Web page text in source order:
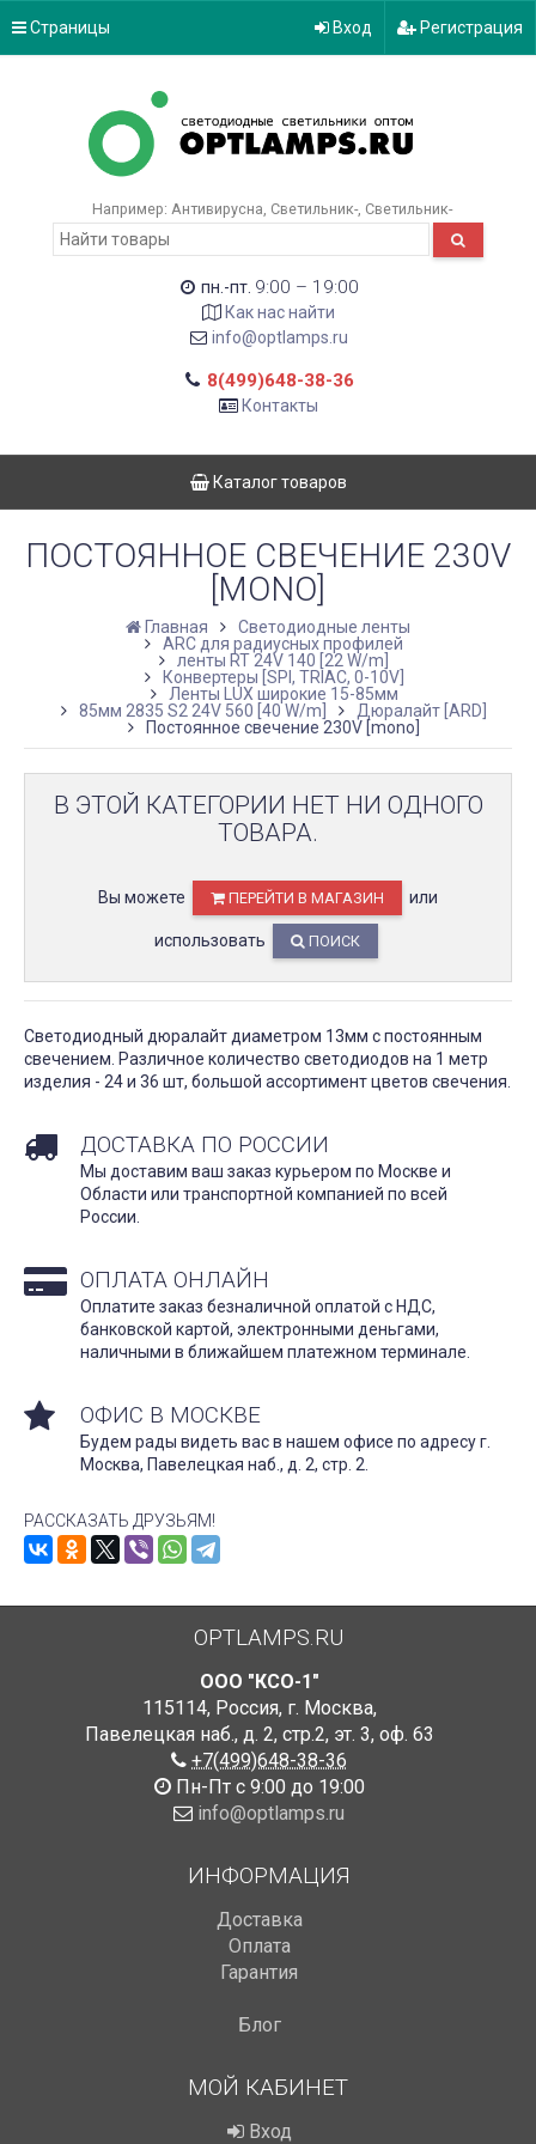
Страницы Вход Регистрация
Например: Антивирусна Светильник- Светильник-
пн.-пт. 9:00 – 19:00
Как нас найти
info@optlamps.ru
8(499)648-38-36
Контакты
Каталог товаров
ПОСТОЯННОЕ СВЕЧЕНИЕ 230V
[MONO]
Главная
Светодиодные ленты
ARC для радиусных профилей
ленты RT 24V 140 [22 W/m]
Конвертеры [SPI, TRIAC, 0-10V]
Ленты LUX широкие 15-85мм
85мм 2835 S2 24V 560 [40 W/m]
Дюралайт [ARD]
Постоянное свечение 230V [mono]
В ЭТОЙ КАТЕГОРИИ НЕТ НИ ОДНОГО
ТОВАРА.
Вы можете ПЕРЕЙТИ В МАГАЗИН или
использовать ПОИСК
Светодиодный дюралайт диаметром 13мм с постоянным
свечением. Различное количество светодиодов на 1 метр
изделия - 24 и 36 шт, большой ассортимент цветов cвечения.
ДОСТАВКА ПО РОССИИ
Мы доставим ваш заказ курьером по Москве и
Области или транспортной компанией по всей
России.
ОПЛАТА ОНЛАЙН
Оплатите заказ безналичной оплатой с НДС,
банковской картой, электронными деньгами,
наличными в ближайшем платежном терминале.
ОФИС В МОСКВЕ
Будем рады видеть вас в нашем офисе по адресу г.
Москва, Павелецкая наб., д. 2, стр. 2.
РАССКАЗАТЬ ДРУЗЬЯМ!
OPTLAMPS.RU
ООО "КСО-1"
115114, Россия, г. Москва,
Павелецкая наб., д. 2, стр.2, эт. 3, оф. 63
+7(499)648-38-36
Пн-Пт с 9:00 до 19:00
info@optlamps.ru
ИНФОРМАЦИЯ
Доставка
Оплата
Гарантия
Блог
МОЙ КАБИНЕТ
Вход